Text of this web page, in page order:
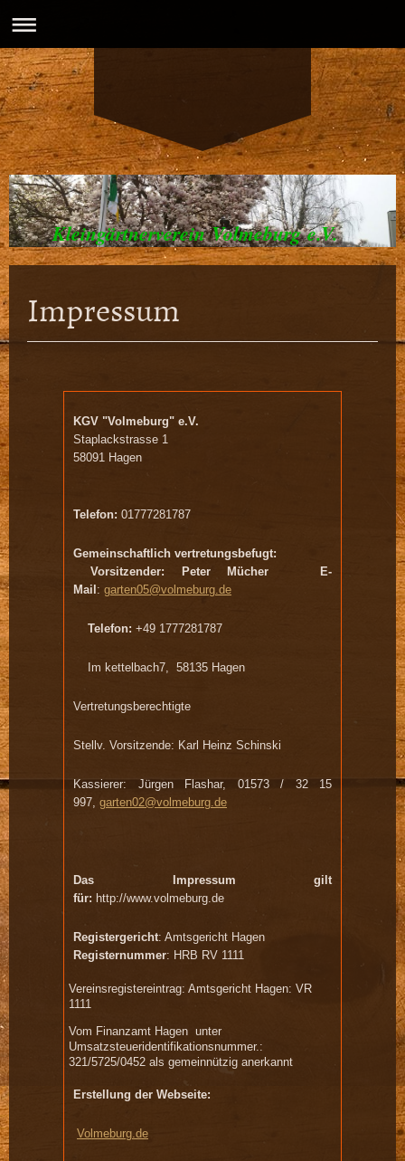
Kleingärtnerverein Volmeburg e.V.
Impressum
KGV "Volmeburg" e.V.
Staplackstrasse 1
58091 Hagen
Telefon: 01777281787
Gemeinschaftlich vertretungsbefugt:
Vorsitzender: Peter Mücher
E-
Mail : garten05@volmeburg.de
Telefon: +49 1777281787
Im kettelbach7, 58135 Hagen
Vertretungsberechtigte
Stellv. Vorsitzende: Karl Heinz Schinski
Kassierer: Jürgen Flashar, 01573 / 32 15
997, garten02@volmeburg.de
Das Impressum gilt
für: http://www.volmeburg.de
Registergericht: Amtsgericht Hagen
Registernummer: HRB RV 1111
Vereinsregistereintrag: Amtsgericht Hagen: VR
1111
Vom Finanzamt Hagen unter
Umsatzsteueridentifikationsnummer.:
321/5725/0452 als gemeinnützig anerkannt
Erstellung der Webseite:
Volmeburg.de